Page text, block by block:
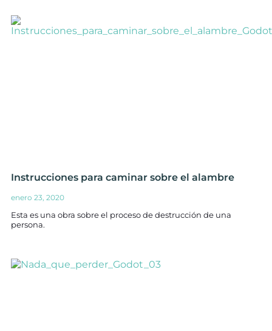
Instrucciones para caminar sobre el alambre
enero 23, 2020
Esta es una obra sobre el proceso de destrucción de una
persona.